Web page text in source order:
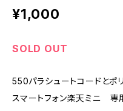
¥1,000
SOLD OUT
550パラシュートコードとポ
スマートフォン楽天ミニ 専